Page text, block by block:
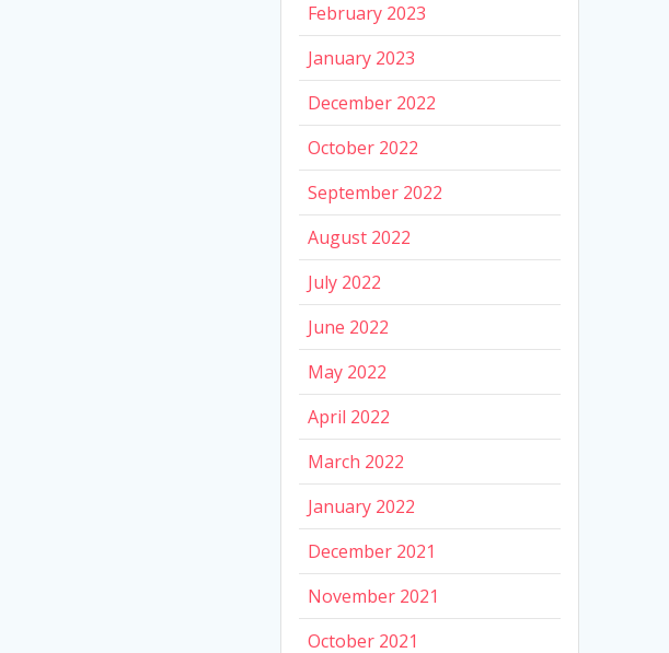
February 2023
January 2023
December 2022
October 2022
September 2022
August 2022
July 2022
June 2022
May 2022
April 2022
March 2022
January 2022
December 2021
November 2021
October 2021